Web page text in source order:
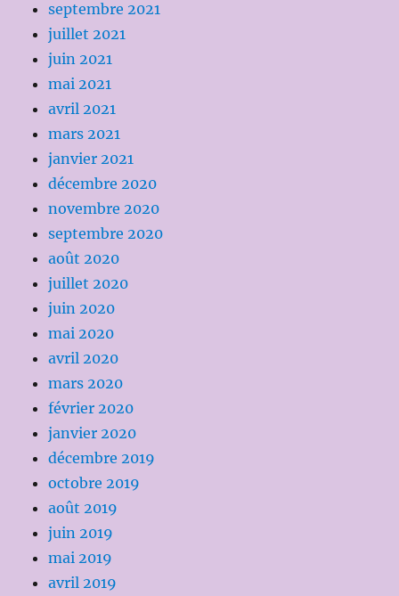
septembre 2021
juillet 2021
juin 2021
mai 2021
avril 2021
mars 2021
janvier 2021
décembre 2020
novembre 2020
septembre 2020
août 2020
juillet 2020
juin 2020
mai 2020
avril 2020
mars 2020
février 2020
janvier 2020
décembre 2019
octobre 2019
août 2019
juin 2019
mai 2019
avril 2019